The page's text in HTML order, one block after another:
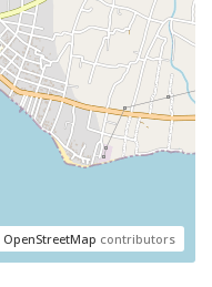
OpenStreetMap contributors